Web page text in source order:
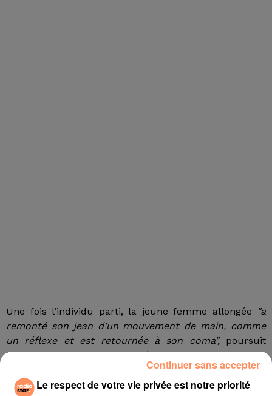
Une fois l’individu parti, la jeune femme allongée
"a
remonté son jean d'un mouvement de main, comme
un réflexe et est retournée à son coma",poursuit
Marguerite Stern. Choquées, les trois amies
préviennent les pompiers qui arrivent très vite pour la
prendre en charge. Parallèlement, la police interpelle
Le respect de votre vie privée est notre priorité
Continuer sans accepter